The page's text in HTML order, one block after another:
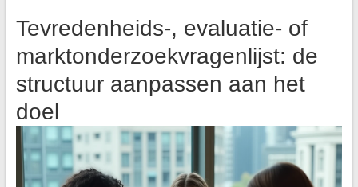
Tevredenheids-, evaluatie- of
marktonderzoekvragenlijst: de
structuur aanpassen aan het
doel